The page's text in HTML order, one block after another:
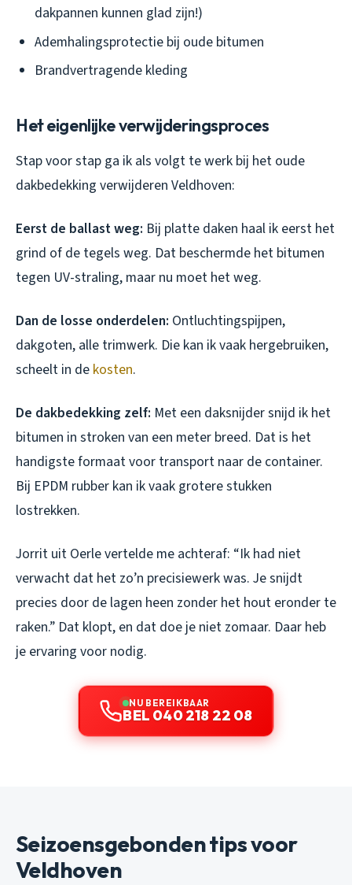
dakpannen kunnen glad zijn!)
Ademhalingsprotectie bij oude bitumen
Brandvertragende kleding
Het eigenlijke verwijderingsproces
Stap voor stap ga ik als volgt te werk bij het oude
dakbedekking verwijderen Veldhoven:
Eerst de ballast weg: Bij platte daken haal ik eerst het
grind of de tegels weg. Dat beschermde het bitumen
tegen UV-straling, maar nu moet het weg.
Dan de losse onderdelen: Ontluchtingspijpen,
dakgoten, alle trimwerk. Die kan ik vaak hergebruiken,
scheelt in de kosten.
De dakbedekking zelf: Met een daksnijder snijd ik het
bitumen in stroken van een meter breed. Dat is het
handigste formaat voor transport naar de container.
Bij EPDM rubber kan ik vaak grotere stukken
lostrekken.
Jorrit uit Oerle vertelde me achteraf: “Ik had niet
verwacht dat het zo’n precisiewerk was. Je snijdt
precies door de lagen heen zonder het hout eronder te
raken.” Dat klopt, en dat doe je niet zomaar. Daar heb
je ervaring voor nodig.
NU BEREIKBAAR
BEL 040 218 22 08
Seizoensgebonden tips voor
Veldhoven